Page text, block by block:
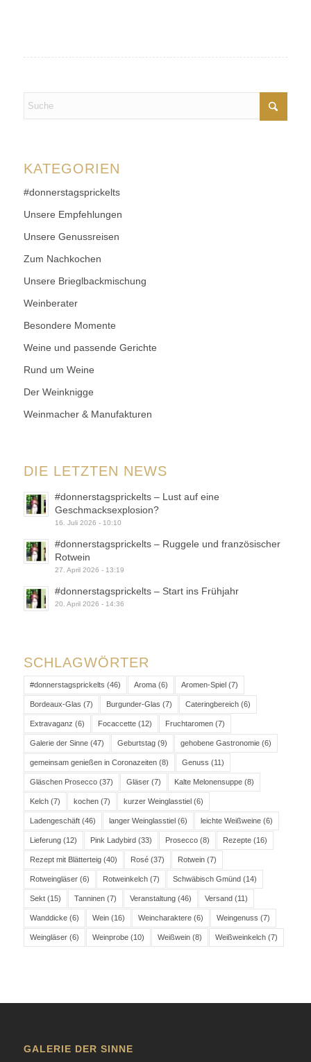
KATEGORIEN
#donnerstagsprickelts
Unsere Empfehlungen
Unsere Genussreisen
Zum Nachkochen
Unsere Brieglbackmischung
Weinberater
Besondere Momente
Weine und passende Gerichte
Rund um Weine
Der Weinknigge
Weinmacher & Manufakturen
DIE LETZTEN NEWS
#donnerstagsprickelts – Lust auf eine
Geschmacksexplosion?
16. Juli 2026 - 10:10
#donnerstagsprickelts – Ruggele und französischer
Rotwein
27. April 2026 - 13:19
#donnerstagsprickelts – Start ins Frühjahr
20. April 2026 - 14:36
SCHLAGWÖRTER
#donnerstagsprickelts (46) Aroma(6) Aromen-Spiel (7)
Bordeaux-Glas (7) Burgunder-Glas (7) Cateringbereich(6)
Extravaganz (6) Focaccette(12) Fruchtaromen(7)
Galerie der Sinne(47) Geburtstag(9) gehobene Gastronomie(6)
gemeinsam genießen in Coronazeiten(8) Genuss (11)
Gläschen Prosecco(37) Gläser(7) Kalte Melonensuppe(8)
Kelch(7) kochen(7) kurzer Weinglasstiel (6)
Ladengeschäft(46) langer Weinglasstiel (6) leichte Weißweine(6)
Lieferung(12) Pink Ladybird (33) Prosecco(8) Rezepte(16)
Rezept mit Blätterteig(40) Rosé(37) Rotwein(7)
Rotweingläser(6) Rotweinkelch(7) Schwäbisch Gmünd (14)
Sekt(15) Tanninen(7) Veranstaltung(46) Versand (11)
Wanddicke(6) Wein(16) Weincharaktere(6) Weingenuss (7)
Weingläser(6) Weinprobe(10) Weißwein(8) Weißweinkelch(7)
GALERIE DER SINNE